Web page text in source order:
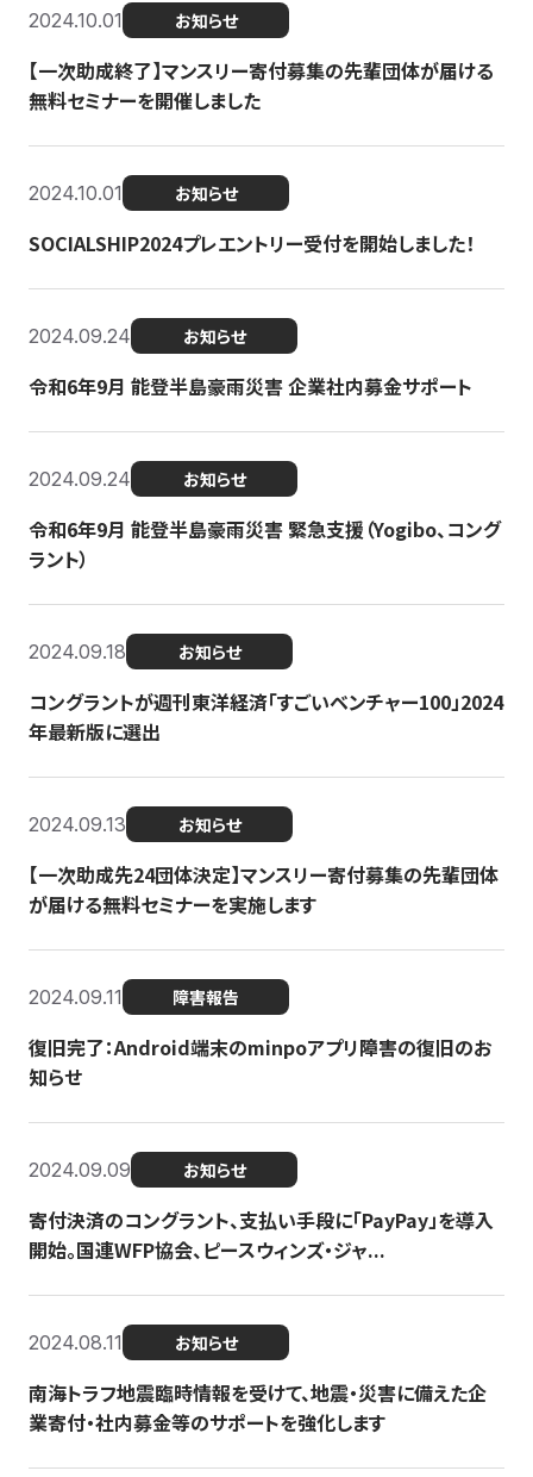
2024.10.01 お知らせ
【一次助成終了】マンスリー寄付募集の先輩団体が届ける
無料セミナーを開催しました
2024.10.01 お知らせ
SOCIALSHIP2024プレエントリー受付を開始しました！
2024.09.24 お知らせ
令和6年9月 能登半島豪雨災害 企業社内募金サポート
2024.09.24 お知らせ
令和6年9月 能登半島豪雨災害 緊急支援（Yogibo、コング
ラント）
2024.09.18 お知らせ
コングラントが週刊東洋経済「すごいベンチャー100」2024
年最新版に選出
2024.09.13 お知らせ
【一次助成先24団体決定】マンスリー寄付募集の先輩団体
が届ける無料セミナーを実施します
2024.09.11 障害報告
復旧完了：Android端末のminpoアプリ障害の復旧のお
知らせ
2024.09.09 お知らせ
寄付決済のコングラント、支払い手段に「PayPay」を導入
開始。国連WFP協会、ピースウィンズ・ジャ...
2024.08.11 お知らせ
南海トラフ地震臨時情報を受けて、地震・災害に備えた企
業寄付・社内募金等のサポートを強化します